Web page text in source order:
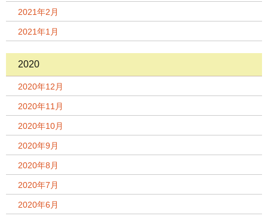
2021年2月
2021年1月
2020
2020年12月
2020年11月
2020年10月
2020年9月
2020年8月
2020年7月
2020年6月